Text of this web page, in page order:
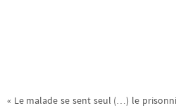
« Le malade se sent seul (…) le